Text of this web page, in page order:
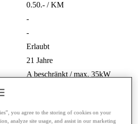
0.50.- / KM
-
-
Erlaubt
21 Jahre
A beschränkt / max. 35kW
Twint, Kreditkarte
you agree to the storing of cookies on your
analyze site usage, and assist in our marketing